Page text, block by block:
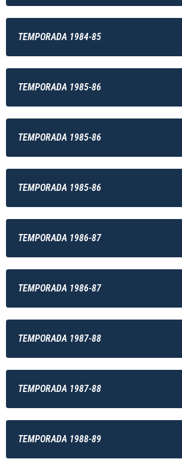
TEMPORADA 1984-85
TEMPORADA 1985-86
TEMPORADA 1985-86
TEMPORADA 1985-86
TEMPORADA 1986-87
TEMPORADA 1986-87
TEMPORADA 1987-88
TEMPORADA 1987-88
TEMPORADA 1988-89